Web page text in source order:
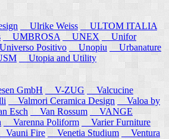
Ulrike Weiss
ULTOM ITALIA
UMBROSA UNEX
Unifor
Positivo Unopiu
Urbanature
Utopia and Utility
GmbH
V-ZUG
Valcucine
Valmori Ceramica Design
Valoa by
Esch Van Rossum
VANGE
Varenna Poliform
Varier Furniture
Vauni Fire Venetia Studium
Ventura